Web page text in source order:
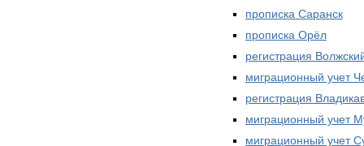
прописка Саранск
прописка Орёл
регистрация
миграционный учет
регистрация
миграционный учет
миграционный учет